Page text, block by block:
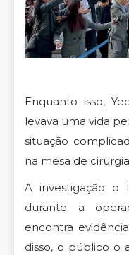
Enquanto isso,
levava uma vida
situação
na mesa de
A investigação o
durante a
encontra
disso, o público o